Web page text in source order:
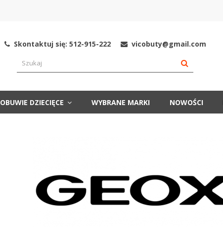
Skontaktuj się: 512-915-222 vicobuty@gmail.com
OBUWIE DZIECIĘCE WYBRANE MARKI NOWOŚCI